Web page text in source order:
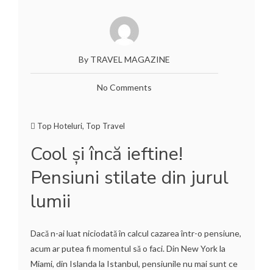
By TRAVEL MAGAZINE
No Comments
Top Hoteluri, Top Travel
Cool şi încă ieftine!
Pensiuni stilate din jurul
lumii
Dacă n-ai luat niciodată în calcul cazarea într-o pensiune,
acum ar putea fi momentul să o faci. Din New York la
Miami, din Islanda la Istanbul, pensiunile nu mai sunt ce